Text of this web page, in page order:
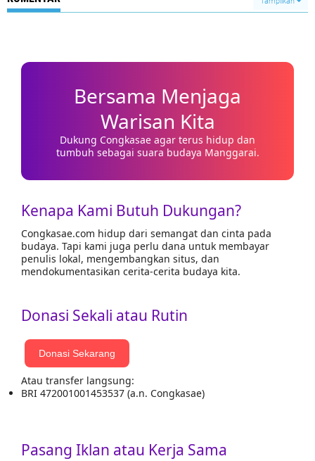
Bersama Menjaga
Warisan Kita
Dukung Congkasae agar terus hidup dan
tumbuh sebagai suara budaya Manggarai.
Kenapa Kami Butuh Dukungan?
Congkasae.com hidup dari semangat dan cinta pada
budaya. Tapi kami juga perlu dana untuk membayar
penulis lokal, mengembangkan situs, dan
mendokumentasikan cerita-cerita budaya kita.
Donasi Sekali atau Rutin
Donasi Sekarang
Atau transfer langsung:
BRI 472001001453537 (a.n. Congkasae)
Pasang Iklan atau Kerja Sama